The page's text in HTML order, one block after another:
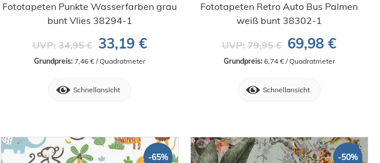
Fototapeten Punkte Wasserfarben grau
bunt Vlies 38294-1
UVP: 34,95 € 33,19 €
Grundpreis: 7,46 € / Quadratmeter
Schnellansicht
Fototapeten Retro Auto Bus Palmen
weiß bunt 38302-1
UVP: 79,95 € 69,98 €
Grundpreis: 6,74 € / Quadratmeter
Schnellansicht
-65% -50%